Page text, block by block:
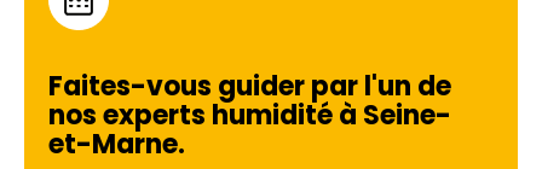
Faites-vous guider par l'un de
nos experts humidité à Seine-
et-Marne.